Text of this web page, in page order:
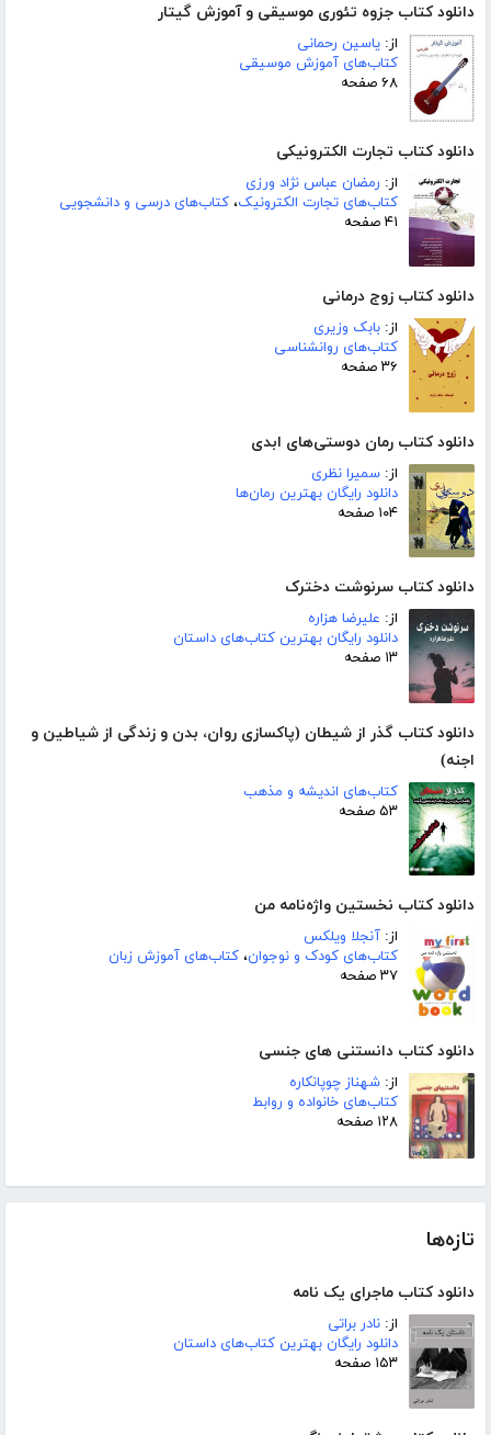
دانلود کتاب جزوه تئوری موسیقی و آموزش گیتار
از: یاسین رحمانی
کتاب‌های آموزش موسیقی
۶۸ صفحه
دانلود کتاب تجارت الکترونیکی
از: رمضان عباس نژاد ورزی
کتاب‌های تجارت الکترونیک، کتاب‌های درسی و دانشجویی
۴۱ صفحه
دانلود کتاب زوج درمانی
از: بابک وزیری
کتاب‌های روانشناسی
۳۶ صفحه
دانلود کتاب رمان دوستی‌های ابدی
از: سمیرا نظری
دانلود رایگان بهترین رمان‌ها
۱۰۴ صفحه
دانلود کتاب سرنوشت دخترک
از: علیرضا هزاره
دانلود رایگان بهترین کتاب‌های داستان
۱۳ صفحه
دانلود کتاب گذر از شیطان (پاکسازی روان، بدن و زندگی از شیاطین و
اجنه)
کتاب‌های اندیشه و مذهب
۵۳ صفحه
دانلود کتاب نخستین واژه‌نامه من
از: آنجلا ویلکس
کتاب‌های کودک و نوجوان، کتاب‌های آموزش زبان
۳۷ صفحه
دانلود کتاب دانستنی های جنسی
از: شهناز چوپانکاره
کتاب‌های خانواده و روابط
۱۲۸ صفحه
تازه‌ها
دانلود کتاب ماجرای یک نامه
از: نادر براتی
دانلود رایگان بهترین کتاب‌های داستان
۱۵۳ صفحه